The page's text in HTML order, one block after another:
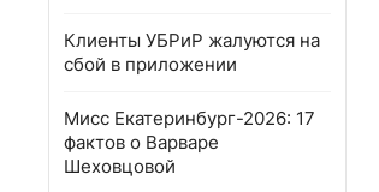
Клиенты УБРиР жалуются на
сбой в приложении
Мисс Екатеринбург-2026: 17
фактов о Варваре
Шеховцовой